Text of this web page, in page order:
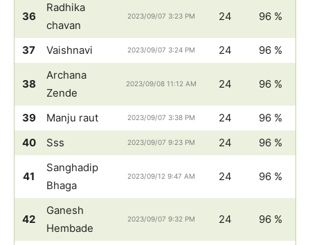
36
Radhika
chavan
2023/09/07 3:23 PM 24 96 %
37 Vaishnavi 2023/09/07 3:24 PM 24 96 %
38
Archana
Zende
2023/09/08 11:12 AM 24 96 %
39 Manju raut 2023/09/07 3:38 PM 24
96 %
40
Sss 2023/09/07 9:23 PM 24 96 %
41
Sanghadip
Bhaga
2023/09/12 9:47 AM 24 96 %
42
Ganesh
Hembade
2023/09/07 9:32 PM 24 96 %